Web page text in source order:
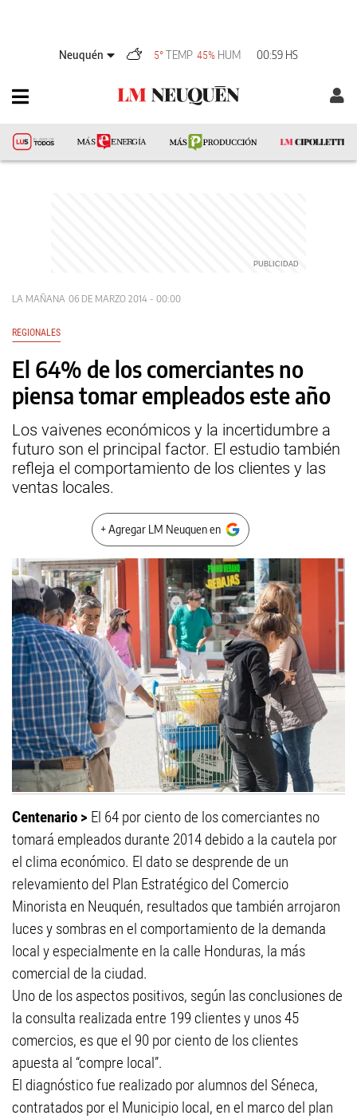
Neuquén 5°TEMP 45% HUM 00:59 HS
LA MAÑANA 06 DE MARZO 2014 - 00:00
REGIONALES
El 64% de los comerciantes no
piensa tomar empleados este año
Los vaivenes económicos y la incertidumbre a
futuro son el principal factor. El estudio también
refleja el comportamiento de los clientes y las
ventas locales.
+ Agregar LM Neuquen en
Centenario > El 64 por ciento de los comerciantes no
tomará empleados durante 2014 debido a la cautela por
el clima económico. El dato se desprende de un
relevamiento del Plan Estratégico del Comercio
Minorista en Neuquén, resultados que también arrojaron
luces y sombras en el comportamiento de la demanda
local y especialmente en la calle Honduras, la más
comercial de la ciudad.
Uno de los aspectos positivos, según las conclusiones de
la consulta realizada entre 199 clientes y unos 45
comercios, es que el 90 por ciento de los clientes
apuesta al “compre local”.
El diagnóstico fue realizado por alumnos del Séneca,
contratados por el Municipio local, en el marco del plan